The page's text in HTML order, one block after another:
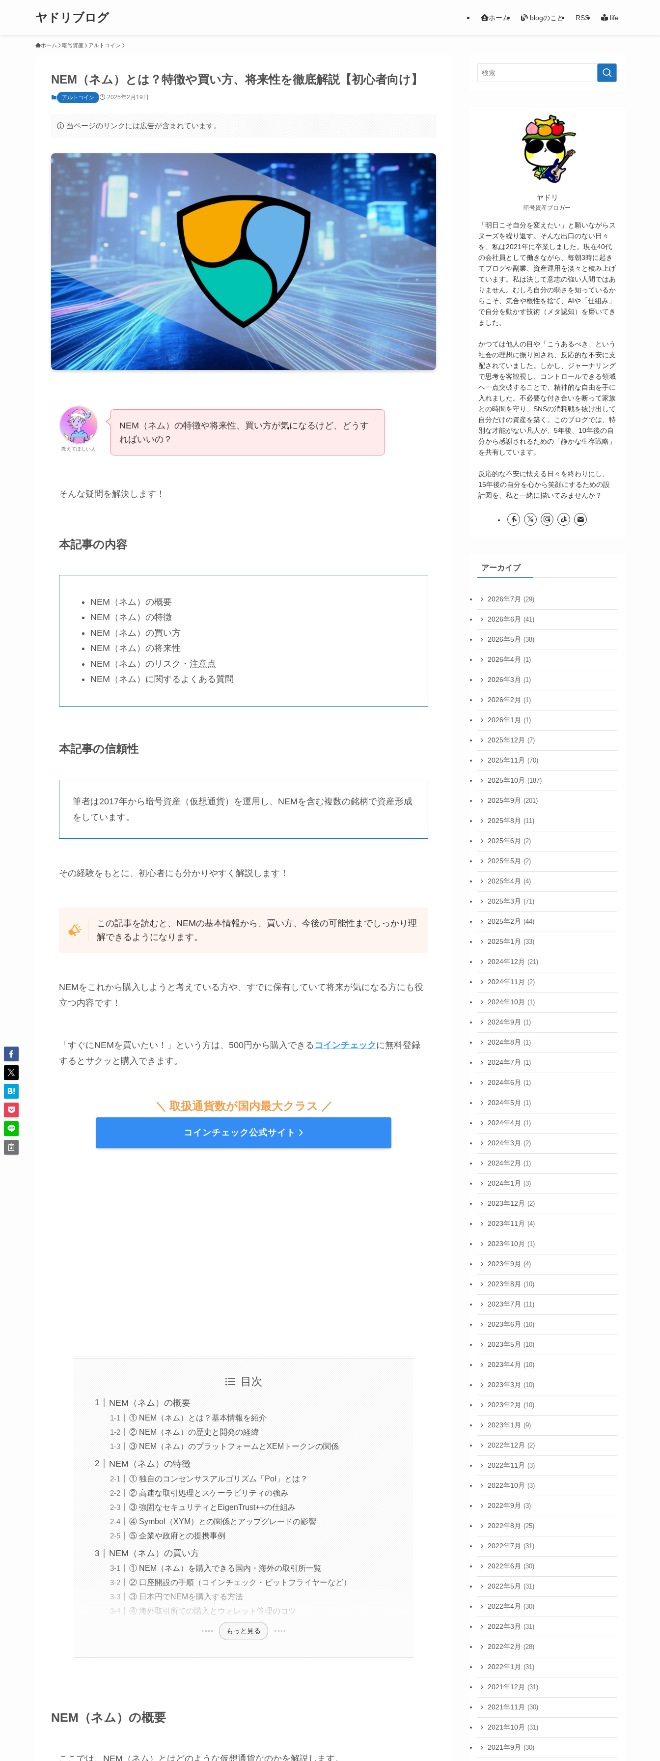
ヤドリブログ ホーム blogのこと RSS life
ホーム 暗号資産 アルトコイン
NEM（ネム）とは？特徴や買い方、将来性を徹底解説【初心者向け】
アルトコイン 2025年2月19日
当ページのリンクには広告が含まれています。
教えてほしい人
NEM（ネム）の特徴や将来性、買い方が気になるけど、どうす
ればいいの？
そんな疑問を解決します！
本記事の内容
NEM（ネム）の概要
NEM（ネム）の特徴
NEM（ネム）の買い方
NEM（ネム）の将来性
NEM（ネム）のリスク・注意点
NEM（ネム）に関するよくある質問
本記事の信頼性
筆者は2017年から暗号資産（仮想通貨）を運用し、NEMを含む複数の銘柄で資産形成
をしています。
その経験をもとに、初心者にも分かりやすく解説します！
この記事を読むと、NEMの基本情報から、買い方、今後の可能性までしっかり理
解できるようになります。
NEMをこれから購入しようと考えている方や、すでに保有していて将来が気になる方にも役
立つ内容です！
「すぐにNEMを買いたい！」という方は、500円から購入できる コインチェックに無料登録
するとサクッと購入できます。
＼ 取扱通貨数が国内最大クラス ／
コインチェック公式サイト
目次
NEM（ネム）の概要
① NEM（ネム）とは？基本情報を紹介
② NEM（ネム）の歴史と開発の経緯
③ NEM（ネム）のプラットフォームとXEMトークンの関係
NEM（ネム）の特徴
① 独自のコンセンサスアルゴリズム「PoI」とは？
② 高速な取引処理とスケーラビリティの強み
③ 強固なセキュリティとEigenTrust++の仕組み
④ Symbol（XYM）との関係とアップグレードの影響
⑤ 企業や政府との提携事例
NEM（ネム）の買い方
① NEM（ネム）を購入できる国内・海外の取引所一覧
② 口座開設の手順（コインチェック・ビットフライヤーなど）
③ 日本円でNEMを購入する方法
④ 海外取引所での購入とウォレット管理のコツ
もっと見る
NEM（ネム）の概要
ここでは、NEM（ネム）とはどのような仮想通貨なのかを解説します。
ヤドリ
暗号資産ブロガー
「明日こそ自分を変えたい」と願いながらス
ヌーズを繰り返す。そんな出口のない日々
を、私は2021年に卒業しました。現在40代
の会社員として働きながら、毎朝3時に起き
てブログや副業、資産運用を淡々と積み上げ
ています。私は決して意志の強い人間ではあ
りません。むしろ自分の弱さを知っているか
らこそ、気合や根性を捨て、AIや「仕組み」
で自分を動かす技術（メタ認知）を磨いてき
ました。
かつては他人の目や「こうあるべき」という
社会の理想に振り回され、反応的な不安に支
配されていました。しかし、ジャーナリング
で思考を客観視し、コントロールできる領域
へ一点突破することで、精神的な自由を手に
入れました。不必要な付き合いを断って家族
との時間を守り、SNSの消耗戦を抜け出して
自分だけの資産を築く。このブログでは、特
別な才能がない凡人が、5年後、10年後の自
分から感謝されるための「静かな生存戦略」
を共有しています。
反応的な不安に怯える日々を終わりにし、
15年後の自分を心から笑顔にするための設
計図を、私と一緒に描いてみませんか？
アーカイブ
2026年7月 (29)
2026年6月 (41)
2026年5月 (38)
2026年4月 (1)
2026年3月 (1)
2026年2月 (1)
2026年1月 (1)
2025年12月 (7)
2025年11月 (70)
2025年10月 (187)
2025年9月 (201)
2025年8月 (11)
2025年6月 (2)
2025年5月 (2)
2025年4月 (4)
2025年3月 (71)
2025年2月 (44)
2025年1月 (33)
2024年12月 (21)
2024年11月 (2)
2024年10月 (1)
2024年9月 (1)
2024年8月 (1)
2024年7月 (1)
2024年6月 (1)
2024年5月 (1)
2024年4月 (1)
2024年3月 (2)
2024年2月 (1)
2024年1月 (3)
2023年12月 (2)
2023年11月 (4)
2023年10月 (1)
2023年9月 (4)
2023年8月 (10)
2023年7月 (11)
2023年6月 (10)
2023年5月 (10)
2023年4月 (10)
2023年3月 (10)
2023年2月 (10)
2023年1月 (9)
2022年12月 (2)
2022年11月 (3)
2022年10月 (3)
2022年9月 (3)
2022年8月 (25)
2022年7月 (31)
2022年6月 (30)
2022年5月 (31)
2022年4月 (30)
2022年3月 (31)
2022年2月 (28)
2022年1月 (31)
2021年12月 (31)
2021年11月 (30)
2021年10月 (31)
2021年9月 (30)